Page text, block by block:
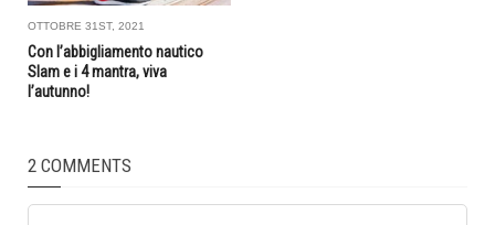
OTTOBRE 31ST, 2021
Con l’abbigliamento nautico
Slam e i 4 mantra, viva
l’autunno!
2 COMMENTS